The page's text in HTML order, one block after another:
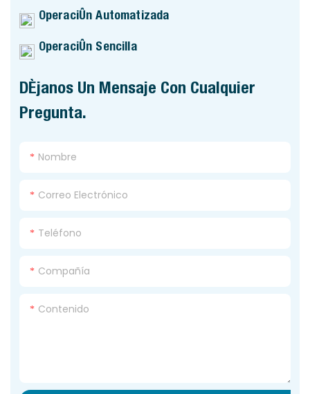
Operación Automatizada
Operación Sencilla
Déjanos Un Mensaje Con Cualquier
Pregunta.
Nombre
Correo Electrónico
Teléfono
Compañía
Contenido